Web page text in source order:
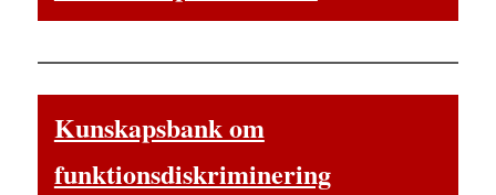
Kunskapsbank om
funktionsdiskriminering